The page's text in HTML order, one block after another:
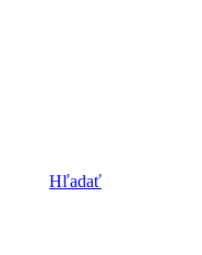
Hľadať